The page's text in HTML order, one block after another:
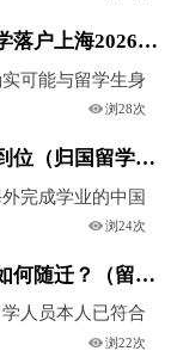
留学落户上海求教？（留学落户上海2026年新政）
可能与留学生身
浏28次
留学归国学历认证，一步到位（归国留学人员学历认证）
完成学业的中国
浏24次
留学人员落户上海，家属如何随迁？（留学生落户上海流程,亲身经验分享）
人员本人已符合
浏22次